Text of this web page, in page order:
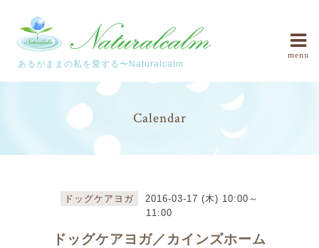
あるがままの私を愛する〜Naturalcalm
menu
Calendar
ドッグケアヨガ
2016-03-17 (木) 10:00～
11:00
ドッグケアヨガ／カインズホーム